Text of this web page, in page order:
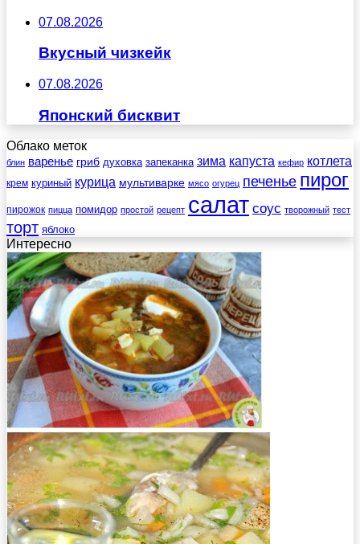
07.08.2026
Вкусный чизкейк
07.08.2026
Японский бисквит
Облако меток
блин варенье гриб духовка запеканка зима капуста кефир котлета
крем куриный курица мультиварке мясо огурец печенье пирог
пирожок пицца помидор простой рецепт салат соус творожный тест
торт яблоко
Интересно